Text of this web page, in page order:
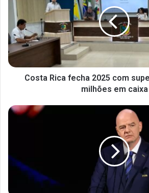
Costa Rica fecha 2025 com
milhões em caixa